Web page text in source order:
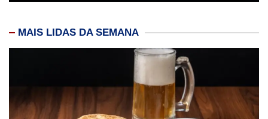
MAIS LIDAS DA SEMANA